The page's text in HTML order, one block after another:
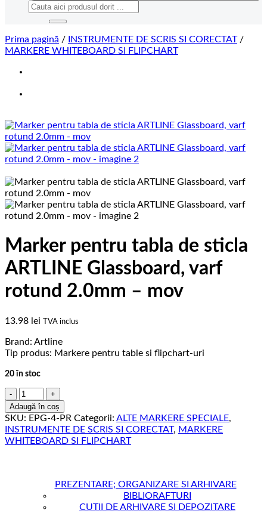
Caută
Prima pagină / INSTRUMENTE DE SCRIS SI CORECTAT /
MARKERE WHITEBOARD SI FLIPCHART
Marker pentru tabla de sticla
ARTLINE Glassboard, varf
rotund 2.0mm – mov
13.98 lei TVA inclus
Brand: Artline
Tip produs: Markere pentru table si flipchart-uri
20 în stoc
Cantitate
Marker
pentru
tabla
de
rotund
2.0mm
Adaugă în coș
SKU: EPG-4-PR Categorii: ALTE MARKERE SPECIALE,
INSTRUMENTE DE SCRIS SI CORECTAT, MARKERE
WHITEBOARD SI FLIPCHART
PREZENTARE; ORGANIZARE SI ARHIVARE
BIBLIORAFTURI
CUTII DE ARHIVARE SI DEPOZITARE